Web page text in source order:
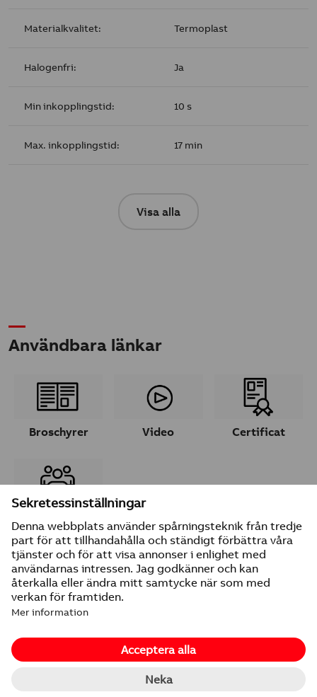
Materialkvalitet: Termoplast
Halogenfri: Ja
Min inkopplingstid: 10 s
Max. inkopplingstid: 17 min
Visa alla
Användbara länkar
Broschyrer Video Certificat
Leverantörsuppgifter
Integritetspolicy